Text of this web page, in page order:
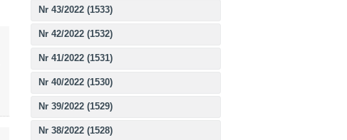
Nr 43/2022 (1533)
Nr 42/2022 (1532)
Nr 41/2022 (1531)
Nr 40/2022 (1530)
Nr 39/2022 (1529)
Nr 38/2022 (1528)